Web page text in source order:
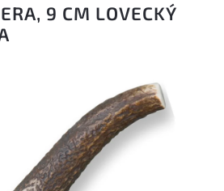
9 CM LOVECKÝ